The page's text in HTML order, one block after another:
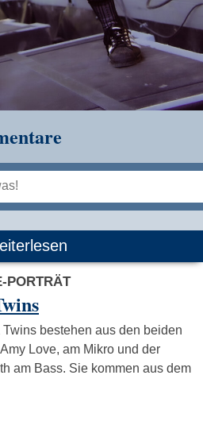
PORTRÄT
Twins bestehen aus den beiden
Love, am Mikro und der
am Bass. Sie kommen aus dem